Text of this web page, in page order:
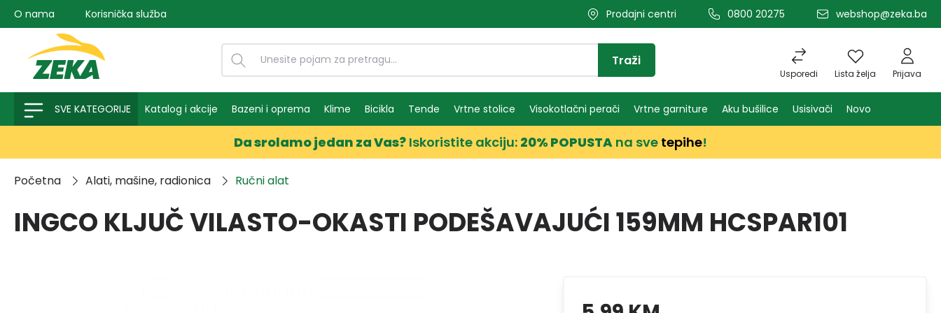
pretragu Preskoči na glavnu navigaciju
O nama Korisnička služba Prodajni centri 0800 20275 webshop@zeka.ba
Usporedi Lista želja Prijava
Traži
SVE KATEGORIJE Katalog i akcije Bazeni i oprema Klime Bicikla Tende Vrtne stolice Visokotlačni perači Vrtne garniture Aku bušilice Usisivači Novo
Da srolamo jedan za Vas? Iskoristite akciju: 20% POPUSTA na sve tepihe!
Početna Alati, mašine, radionica Ručni alat
INGCO KLJUČ VILASTO-OKASTI PODEŠAVAJUĆI 159MM HCSPAR101